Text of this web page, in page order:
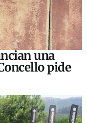
una
pide